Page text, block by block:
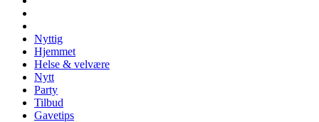
Nyttig
Hjemmet
Helse & velvære
Nytt
Party
Tilbud
Gavetips